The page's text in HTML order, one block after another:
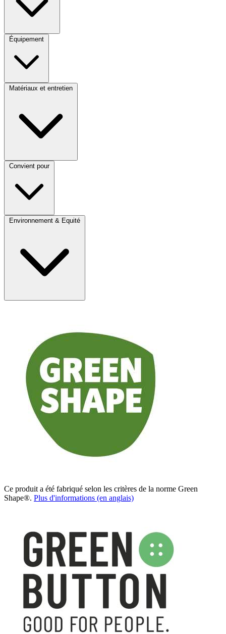
Équipement
Matériaux et entretien
Convient pour
Environnement & Equité
Ce produit a été fabriqué selon les critères de la norme Green
Shape®. Plus d'informations (en anglais)